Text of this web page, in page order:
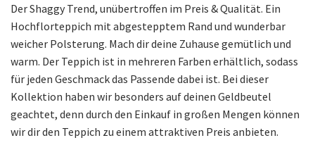
Der Shaggy Trend, unübertroffen im Preis & Qualität. Ein
Hochflorteppich mit abgestepptem Rand und wunderbar
weicher Polsterung. Mach dir deine Zuhause gemütlich und
warm. Der Teppich ist in mehreren Farben erhältlich, sodass
für jeden Geschmack das Passende dabei ist. Bei dieser
Kollektion haben wir besonders auf deinen Geldbeutel
geachtet, denn durch den Einkauf in großen Mengen können
wir dir den Teppich zu einem attraktiven Preis anbieten.